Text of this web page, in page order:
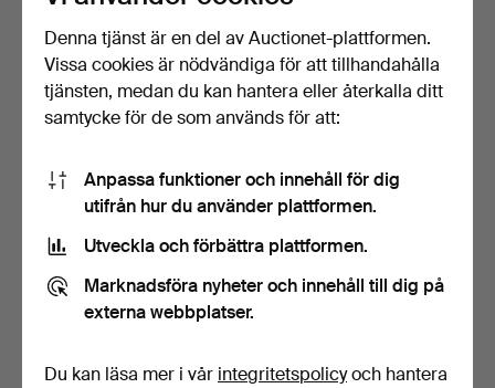
OIDENTIFIERAD
KONSTNÄR. Stilleben,
10 bud
91 USD
OKÄND KONSTNÄR.
Stilleben med krukväxter, …
6 bud
53 USD
Denna tjänst är en del av Auctionet-plattformen.
Vissa cookies är nödvändiga för att tillhandahålla
tjänsten, medan du kan hantera eller återkalla ditt
samtycke för de som används för att:
Anpassa funktioner och innehåll för dig
utifrån hur du använder plattformen.
Utveckla och förbättra plattformen.
Marknadsföra nyheter och innehåll till dig på
externa webbplatser.
Du kan läsa mer i vår integritetspolicyoch hantera